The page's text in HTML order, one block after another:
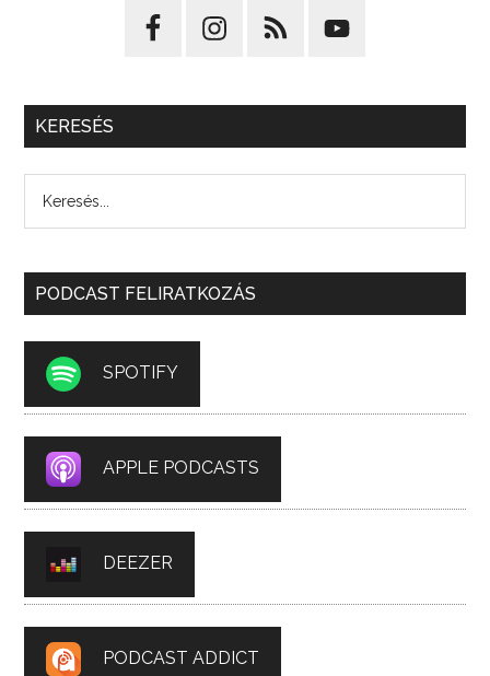
KERESÉS
PODCAST FELIRATKOZÁS
SPOTIFY
APPLE PODCASTS
DEEZER
PODCAST ADDICT